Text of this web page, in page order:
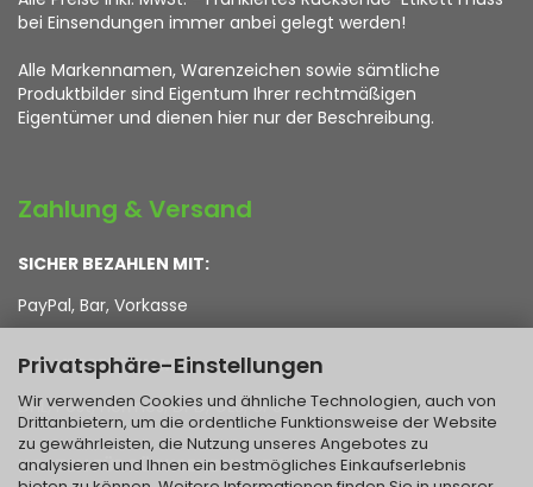
Privatsphäre-Einstellungen
Wir verwenden Cookies und ähnliche Technologien, auch von
Drittanbietern, um die ordentliche Funktionsweise der Website
zu gewährleisten, die Nutzung unseres Angebotes zu
analysieren und Ihnen ein bestmögliches Einkaufserlebnis
bei Einsendungen immer anbei gelegt werden!
Alle Markennamen, Warenzeichen sowie sämtliche
Produktbilder sind Eigentum Ihrer rechtmäßigen
Eigentümer und dienen hier nur der Beschreibung.
Zahlung & Versand
SICHER BEZAHLEN MIT:
PayPal, Bar, Vorkasse
WIR VERSENDEN MIT:
DHL, Post, Hermes, DPD, GLS, UPS
KOSTEN FÜR RÜCKSENDUNGEN: